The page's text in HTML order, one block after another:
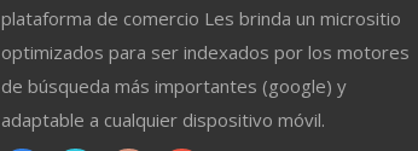
plataforma de comercio Les brinda un micrositio
optimizados para ser indexados por los motores
de búsqueda más importantes (google) y
adaptable a cualquier dispositivo móvil.